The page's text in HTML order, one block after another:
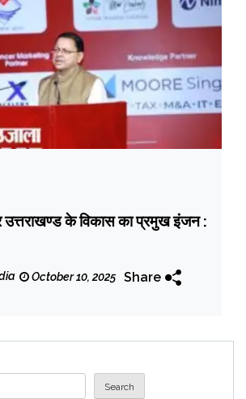
उत्तराखण्ड के विकास का प्रमुख इंजन :
October 10, 2025 Share
Search